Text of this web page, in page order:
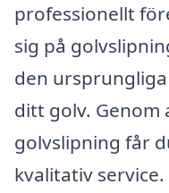
professionellt
sig på
den
ditt golv.
golvslipning får
kvalitativ